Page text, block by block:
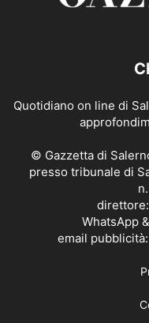
Quotidiano on line di
© Gazzetta di
presso tribunale di
WhatsApp
email